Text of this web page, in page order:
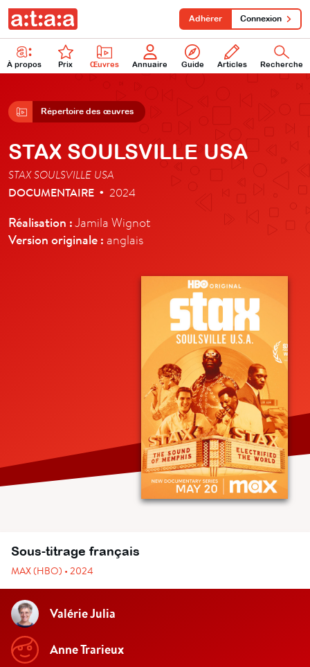
À propos Prix Œuvres Annuaire Guide Articles Recherche
Adhérer Connexion
Répertoire des œuvres
STAX SOULSVILLE USA
STAX SOULSVILLE USA
DOCUMENTAIRE • 2024
Réalisation :Jamila Wignot
Version originale : anglais
Sous-titrage français
MAX (HBO) • 2024
Valérie Julia
Anne Trarieux